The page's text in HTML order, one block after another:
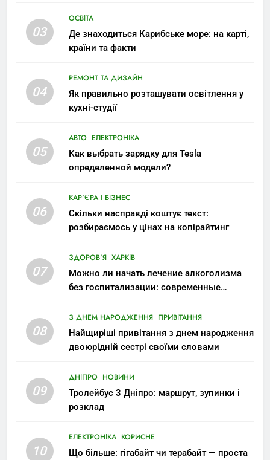
03
ОСВІТА
Де знаходиться Карибське море: на карті,
країни та факти
04
РЕМОНТ ТА ДИЗАЙН
Як правильно розташувати освітлення у
кухні-студії
05
АВТО ЕЛЕКТРОНІКА
Как выбрать зарядку для Tesla
определенной модели?
06
КАР'ЄРА І БІЗНЕС
Скільки насправді коштує текст:
розбираємось у цінах на копірайтинг
07
ЗДОРОВ'Я ХАРКІВ
Можно ли начать лечение алкоголизма
без госпитализации: современные
08
З ДНЕМ НАРОДЖЕННЯ ПРИВІТАННЯ
Найщиріші привітання з днем народження
двоюрідній сестрі своїми словами
09
ДНІПРО НОВИНИ
Тролейбус 3 Дніпро: маршрут, зупинки і
розклад
10
ЕЛЕКТРОНІКА КОРИСНЕ
Що більше: гігабайт чи терабайт — проста